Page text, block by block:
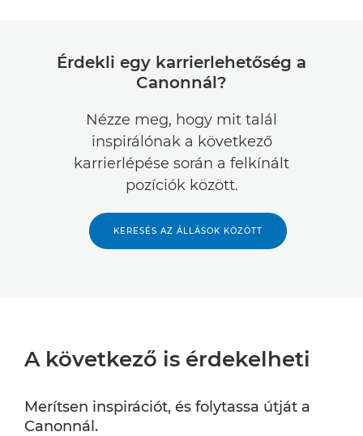
Érdekli egy karrierlehetőség a
Canonnál?
Nézze meg, hogy mit talál
inspirálónak a következő
karrierlépése során a felkínált
pozíciók között.
KERESÉS AZ ÁLLÁSOK KÖZÖTT
A következő is érdekelheti
Merítsen inspirációt, és folytassa útját a
Canonnál.